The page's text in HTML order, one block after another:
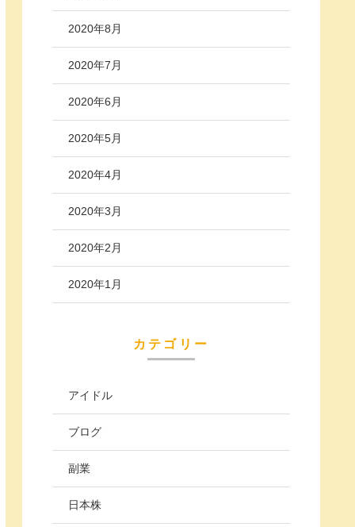
2020年8月
2020年7月
2020年6月
2020年5月
2020年4月
2020年3月
2020年2月
2020年1月
カテゴリー
アイドル
ブログ
副業
日本株